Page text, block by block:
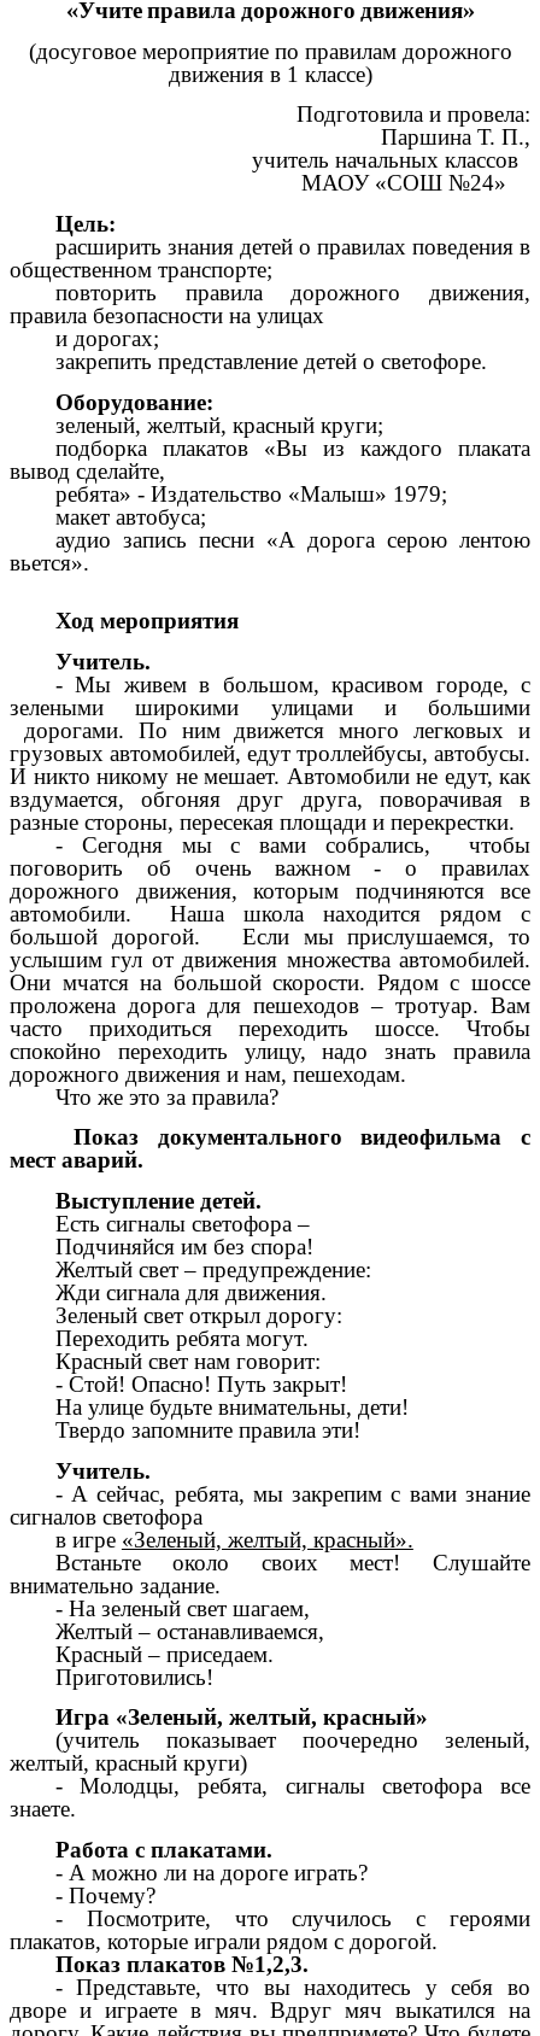
«Учите правила дорожного движения»
(досуговое мероприятие по правилам дорожного
движения в 1 классе)
Подготовила и провела:
Паршина Т. П.,
учитель начальных классов
МАОУ «СОШ №24»
Цель:
расширить знания детей о правилах поведения в
общественном транспорте;
повторить правила дорожного движения,
правила безопасности на улицах
и дорогах;
закрепить представление детей о светофоре.
Оборудование:
зеленый, желтый, красный круги;
подборка плакатов «Вы из каждого плаката
вывод сделайте,
ребята» - Издательство «Малыш» 1979;
макет автобуса;
аудио запись песни «А дорога серою лентою
вьется».
Ход мероприятия
Учитель.
- Мы живем в большом, красивом городе, с
зелеными широкими улицами и большими
дорогами. По ним движется много легковых и
грузовых автомобилей, едут троллейбусы, автобусы.
И никто никому не мешает. Автомобили не едут, как
вздумается, обгоняя друг друга, поворачивая в
разные стороны, пересекая площади и перекрестки.
- Сегодня мы с вами собрались, чтобы
поговорить об очень важном - о правилах
дорожного движения, которым подчиняются все
автомобили. Наша школа находится рядом с
большой дорогой. Если мы прислушаемся, то
услышим гул от движения множества автомобилей.
Они мчатся на большой скорости. Рядом с шоссе
проложена дорога для пешеходов – тротуар. Вам
часто приходиться переходить шоссе. Чтобы
спокойно переходить улицу, надо знать правила
дорожного движения и нам, пешеходам.
Что же это за правила?
Показ документального видеофильма с
мест аварий.
Выступление детей.
Есть сигналы светофора –
Подчиняйся им без спора!
Желтый свет – предупреждение:
Жди сигнала для движения.
Зеленый свет открыл дорогу:
Переходить ребята могут.
Красный свет нам говорит:
- Стой! Опасно! Путь закрыт!
На улице будьте внимательны, дети!
Твердо запомните правила эти!
Учитель.
- А сейчас, ребята, мы закрепим с вами знание
сигналов светофора
в игре «Зеленый, желтый, красный».
Встаньте около своих мест! Слушайте
внимательно задание.
- На зеленый свет шагаем,
Желтый – останавливаемся,
Красный – приседаем.
Приготовились!
Игра «Зеленый, желтый, красный»
(учитель показывает поочередно зеленый,
желтый, красный круги)
- Молодцы, ребята, сигналы светофора все
знаете.
Работа с плакатами.
- А можно ли на дороге играть?
- Почему?
- Посмотрите, что случилось с героями
плакатов, которые играли рядом с дорогой.
Показ плакатов №1,2,3.
- Представьте, что вы находитесь у себя во
дворе и играете в мяч. Вдруг мяч выкатился на